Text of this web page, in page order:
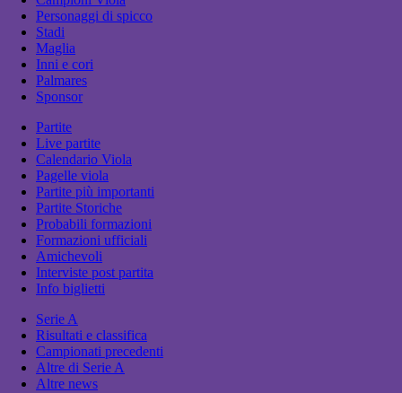
Personaggi di spicco
Stadi
Maglia
Inni e cori
Palmares
Sponsor
Partite
Live partite
Calendario Viola
Pagelle viola
Partite più importanti
Partite Storiche
Probabili formazioni
Formazioni ufficiali
Amichevoli
Interviste post partita
Info biglietti
Serie A
Risultati e classifica
Campionati precedenti
Altre di Serie A
Altre news